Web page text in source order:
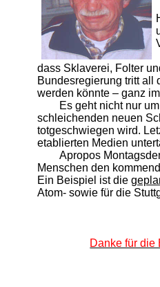
dass Sklaverei, Folter
Bundesregierung tritt all
werden könnte – ganz
Es geht nicht nur
schleichenden neuen
totgeschwiegen wird.
etablierten Medien
Apropos
Menschen den
Ein Beispiel ist die
Atom- sowie für die
Danke für die